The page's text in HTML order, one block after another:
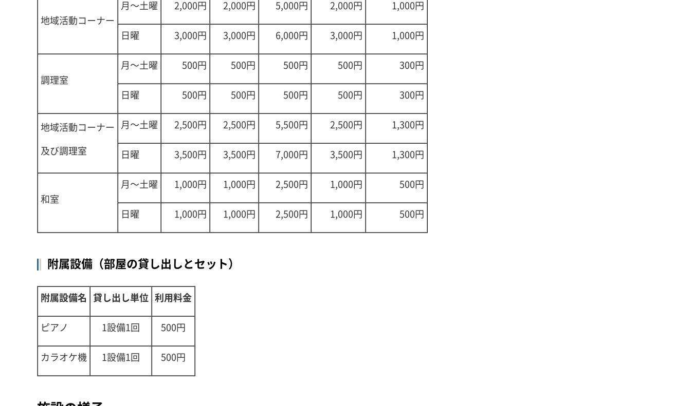
地域活動コーナー
月～土曜 2,000円 2,000円 5,000円 2,000円 1,000円
日曜 3,000円 3,000円 6,000円 3,000円 1,000円
調理室
月～土曜 500円 500円 500円 500円 300円
日曜 500円 500円 500円 500円 300円
地域活動コーナー
及び調理室
月～土曜 2,500円 2,500円 5,500円 2,500円 1,300円
日曜 3,500円 3,500円 7,000円 3,500円 1,300円
和室
月～土曜 1,000円 1,000円 2,500円 1,000円 500円
日曜 1,000円 1,000円 2,500円 1,000円 500円
附属設備（部屋の貸し出しとセット）
附属設備名 貸し出し単位 利用料金
ピアノ 1設備1回 500円
カラオケ機 1設備1回 500円